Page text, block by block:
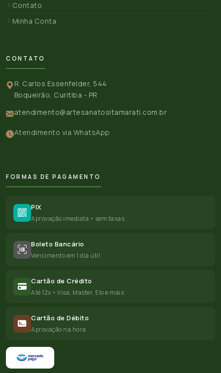
Contato
Minha Conta
CONTATO
R. Carlos Essenfelder, 544
Boqueirão, Curitiba - PR
atendimento@artesanatositamarati.com.br
Atendimento via WhatsApp
FORMAS DE PAGAMENTO
PIX
Aprovação imediata • sem taxas
Boleto Bancário
Vencimento em 1 dia útil
Cartão de Crédito
Até 12x • Visa, Master, Elo e mais
Cartão de Débito
Aprovação na hora